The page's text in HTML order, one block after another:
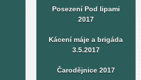
Posezení Pod lipami
2017
Kácení máje a brigáda
3.5.2017
Čarodějnice 2017